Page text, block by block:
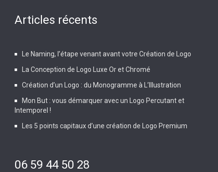
Articles récents
Le Naming, l’étape venant avant votre Création de Logo
La Conception de Logo Luxe Or et Chromé
Création d’un Logo : du Monogramme à L’Illustration
Mon But : vous démarquer avec un Logo Percutant et
Intemporel !
Les 5 points capitaux d’une création de Logo Premium
06 59 44 50 28